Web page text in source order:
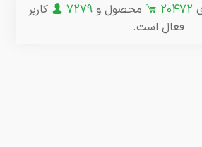
20472 محصول و 7279
کاربر
فعال است.